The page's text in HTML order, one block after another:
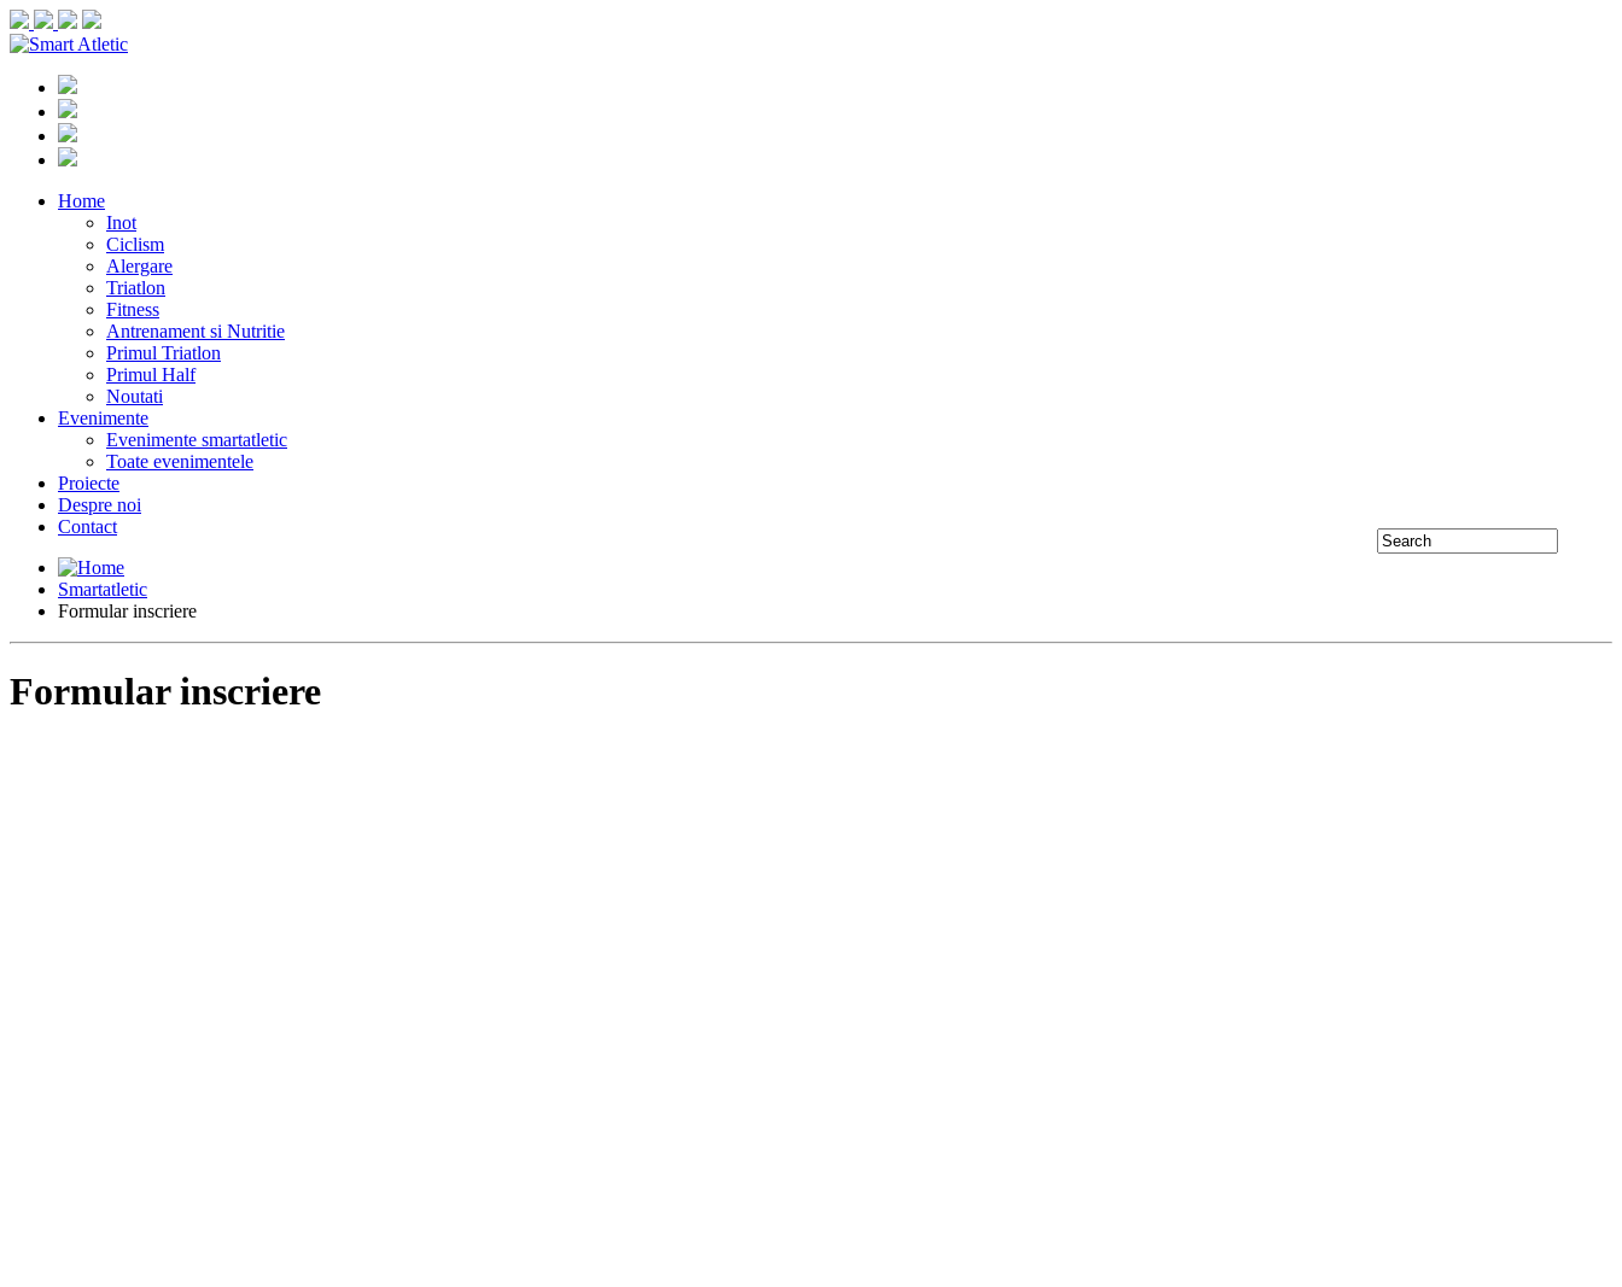
Home
Inot
Ciclism
Alergare
Triatlon
Fitness
Antrenament si Nutritie
Primul Triatlon
Primul Half
Noutati
Evenimente
Evenimente smartatletic
Toate evenimentele
Proiecte
Despre noi
Contact
Smartatletic
Formular inscriere
Formular inscriere